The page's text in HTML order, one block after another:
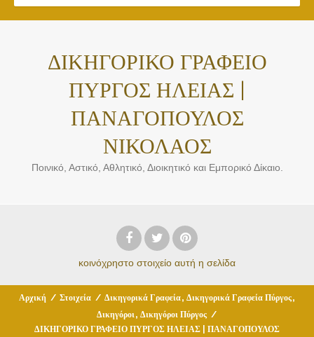
ΔΙΚΗΓΟΡΙΚΟ ΓΡΑΦΕΙΟ
ΠΥΡΓΟΣ ΗΛΕΙΑΣ |
ΠΑΝΑΓΟΠΟΥΛΟΣ
ΝΙΚΟΛΑΟΣ
Ποινικό, Αστικό, Αθλητικό, Διοικητικό και Εμπορικό Δίκαιο.
κοινόχρηστο στοιχείο αυτή η σελίδα
Αρχική / Στοιχεία / Δικηγορικά Γραφεία, Δικηγορικά Γραφεία Πύργος,
Δικηγόροι , Δικηγόροι Πύργος /
ΔΙΚΗΓΟΡΙΚΟ ΓΡΑΦΕΙΟ ΠΥΡΓΟΣ ΗΛΕΙΑΣ | ΠΑΝΑΓΟΠΟΥΛΟΣ